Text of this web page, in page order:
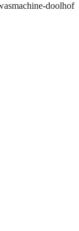
doolhof